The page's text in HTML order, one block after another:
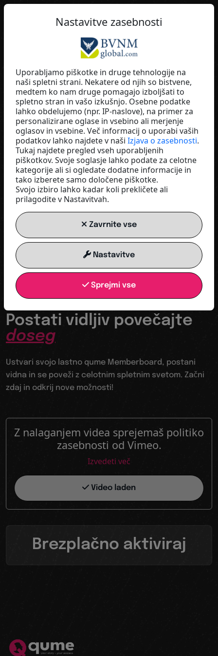
Jil Summer Schiebel
g24+ Network
Germany
ZAČNI ZDAJ
Tvoja odskočna deska v digitalni svet
Postati vidljiv povečajte
doseg
Ustvari svojo lastno qume Memberboard, postani
vidna in se poveži z celotnim spletnim svetom. Začni
zdaj in odkrij nove možnosti!
Z nalaganjem videa sprejemaš politiko
zasebnosti od Vimeo.
Izvedeti več
Video laden
Brezplačno aktiviraj
Nastavitve zasebnosti
Uporabljamo piškotke in druge tehnologije na
naši spletni strani. Nekatere od njih so bistvene,
medtem ko nam druge pomagajo izboljšati to
spletno stran in vašo izkušnjo. Osebne podatke
lahko obdelujemo (npr. IP-naslove), na primer za
personalizirane oglase in vsebino ali merjenje
oglasov in vsebine. Več informacij o uporabi vaših
podatkov lahko najdete v naši Izjava o zasebnosti.
Tukaj najdete pregled vseh uporabljenih
piškotkov. Svoje soglasje lahko podate za celotne
kategorije ali si ogledate dodatne informacije in
tako izberete samo določene piškotke.
Svojo izbiro lahko kadar koli prekličete ali
prilagodite v Nastavitvah.
Zavrnite vse
Nastavitve
Sprejmi vse